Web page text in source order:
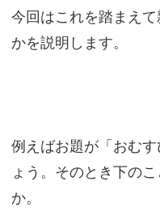
今回はこれを踏まえ
かを説明します。
例えばお題が「おむ
ょう。そのとき下の
か。